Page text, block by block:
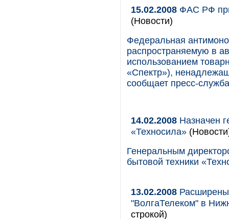
15.02.2008 ФАС РФ
(Новости)
Федеральная
распространяемую в
использованием
«Спектр»),
сообщает пресс-
14.02.2008 Назначен
«Техносила»
Генеральным
бытовой техники
13.02.2008
"ВолгаТелеком" в
строкой)